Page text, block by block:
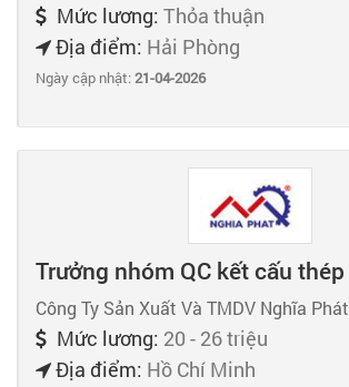
Mức lương: Thỏa thuận
Địa điểm: Hải Phòng
Ngày cập nhật:21-04-2026
Trưởng nhóm QC kết cấu thép
Công Ty Sản Xuất Và TMDV Nghĩa Phát
Mức lương: 20 - 26 triệu
Địa điểm: Hồ Chí Minh